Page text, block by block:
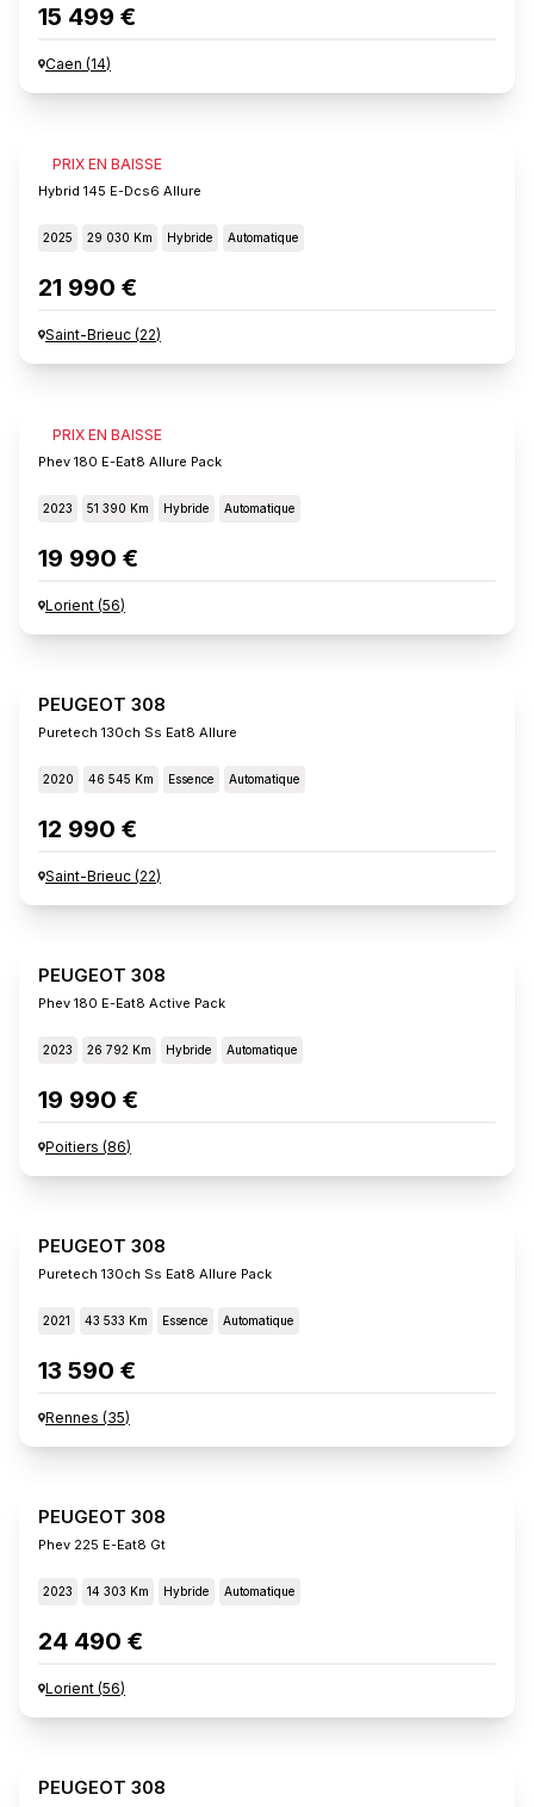
15 499 €
Caen (14)
PRIX EN BAISSE
PEUGEOT 308
Hybrid 145 E-Dcs6 Allure
2025 29 030 Km Hybride Automatique
21 990 €
Saint-Brieuc (22)
PRIX EN BAISSE
PEUGEOT 308
Phev 180 E-Eat8 Allure Pack
2023 51 390 Km Hybride Automatique
19 990 €
Lorient (56)
PEUGEOT 308
Puretech 130ch Ss Eat8 Allure
2020 46 545 Km Essence Automatique
12 990 €
Saint-Brieuc (22)
PEUGEOT 308
Phev 180 E-Eat8 Active Pack
2023 26 792 Km Hybride Automatique
19 990 €
Poitiers (86)
PEUGEOT 308
Puretech 130ch Ss Eat8 Allure Pack
2021 43 533 Km Essence Automatique
13 590 €
Rennes (35)
PEUGEOT 308
Phev 225 E-Eat8 Gt
2023 14 303 Km Hybride Automatique
24 490 €
Lorient (56)
PEUGEOT 308